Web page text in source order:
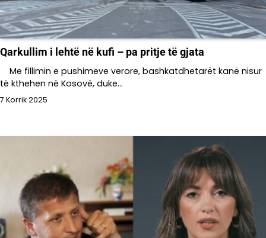
Qarkullim i lehtë në kufi – pa pritje të gjata
Me fillimin e pushimeve verore, bashkatdhetarët kanë nisur
të kthehen në Kosovë, duke…
7 Korrik 2025